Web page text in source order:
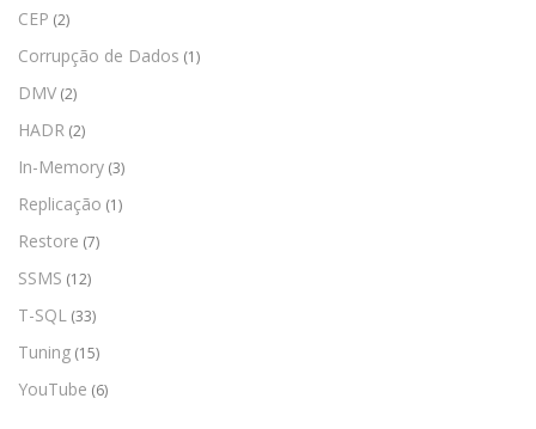
CEP (2)
Corrupção de Dados (1)
DMV (2)
HADR (2)
In-Memory (3)
Replicação (1)
Restore (7)
SSMS (12)
T-SQL (33)
Tuning (15)
YouTube (6)